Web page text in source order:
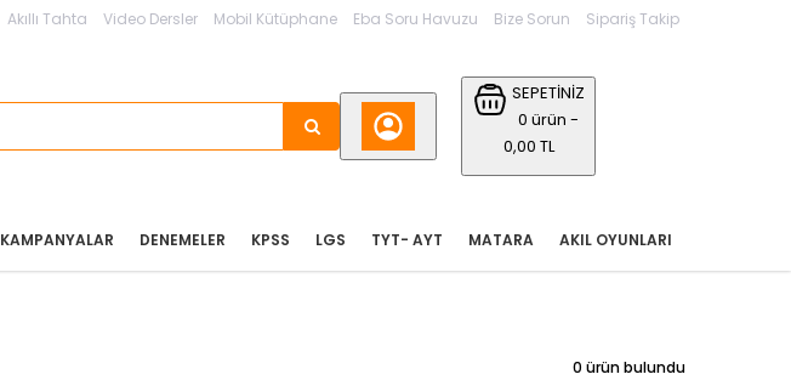
Akıllı Tahta Video Dersler Mobil Kütüphane Eba Soru Havuzu Bize Sorun Sipariş Takip
SEPETİNİZ
0 ürün -
0,00 TL
AKIL OYUNLARI
MATARA
TYT- AYT
LGS
KPSS
DENEMELER
KAMPANYALAR
0 ürün bulundu